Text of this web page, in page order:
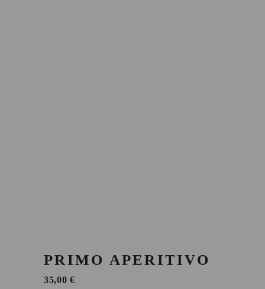
PRIMO APERITIVO
35,00 €